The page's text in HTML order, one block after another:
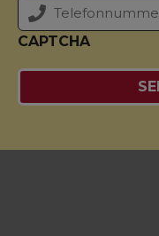
CAPTCHA